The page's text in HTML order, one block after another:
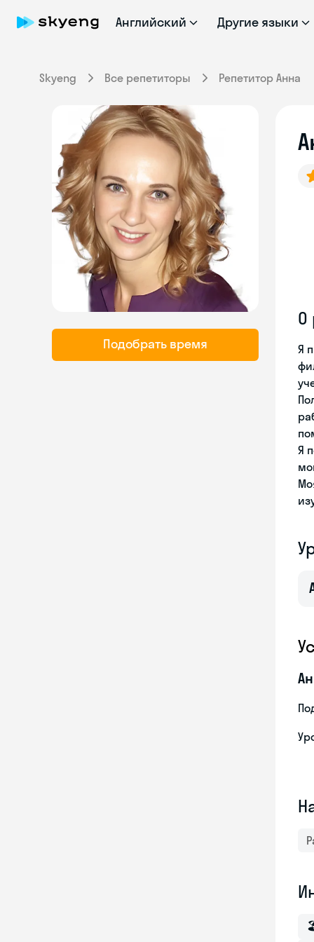
Английский Другие языки
Skyeng Все репетиторы Репетитор Анна
Подобрать время
О
Я
Я